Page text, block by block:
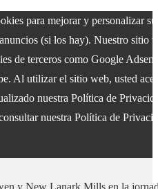
para mejorar y personalizar su
(si los hay). Nuestro sitio
de terceros como Google
Al utilizar el sitio web, usted
nuestra Política de
nuestra Política de
y New Lanark Mills en la